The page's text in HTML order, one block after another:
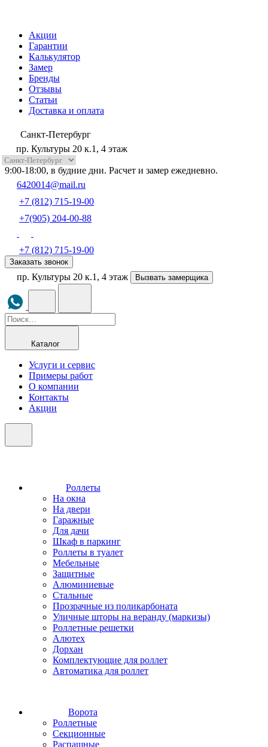
Акции
Гарантии
Калькулятор
Замер
Бренды
Отзывы
Статьи
Доставка и оплата
Санкт-Петербург
пр. Культуры 20 к.1, 4 этаж
9:00-18:00, в будние дни. Расчет и замер ежедневно.
6420014@mail.ru
+7 (812) 715-19-00
+7(905) 204-00-88
+7 (812) 715-19-00
Заказать звонок
пр. Культуры 20 к.1, 4 этаж Вызвать замерщика
Каталог
Услуги и сервис
Примеры работ
О компании
Контакты
Акции
Роллеты
На окна
На двери
Гаражные
Для дачи
Шкаф в паркинг
Роллеты в туалет
Мебельные
Защитные
Алюминиевые
Стальные
Прозрачные из поликарбоната
Уличные шторы на веранду (маркизы)
Роллетные решетки
Алютех
Дорхан
Комплектующие для роллет
Автоматика для роллет
Ворота
Роллетные
Секционные
Распашные